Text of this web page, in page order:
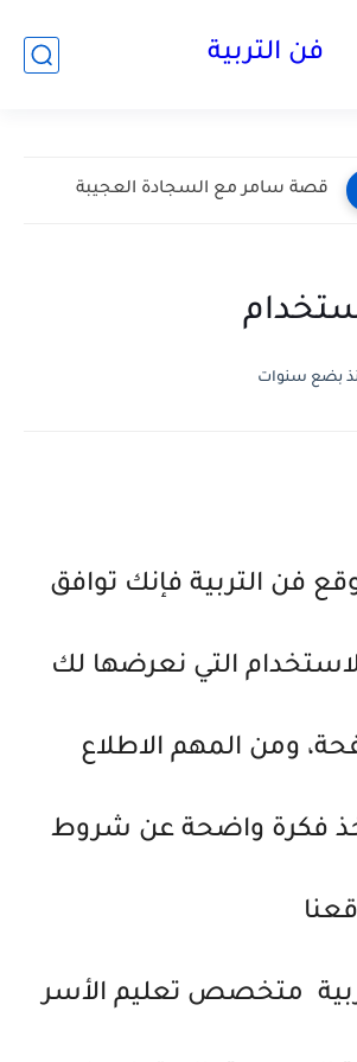
فن التربية
قصة سامر مع السجادة العجيبة
بضع سنوات
التي نعرضها لك
ومن المهم الاطلاع
فكرة واضحة عن شروط
موقع فن التربية متخصص تعليم الأسر